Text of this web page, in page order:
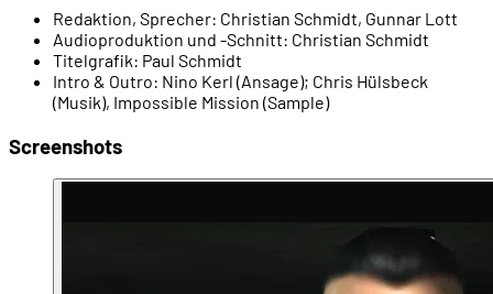
00:31:19 In Maggie Chows Labor
00:32:14 Gunnar hackt die Aufbewahrungskammer
00:32:34
Redaktion, Sprecher: Christian Schmidt, Gunnar Lott
Audioproduktion und -Schnitt: Christian Schmidt
Titelgrafik: Paul Schmidt
Intro & Outro: Nino Kerl (Ansage); Chris Hülsbeck
(Musik), Impossible Mission (Sample)
Screenshots